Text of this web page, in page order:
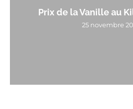
Prix de la Vanille au
25 novembre